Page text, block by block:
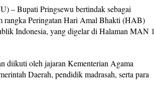
– Bupati Pringsewu bertindak sebagai
rangka Peringatan Hari Amal Bhakti (HAB)
Indonesia, yang digelar di Halaman MAN 1
diikuti oleh jajaran Kementerian Agama
Daerah, pendidik madrasah, serta para